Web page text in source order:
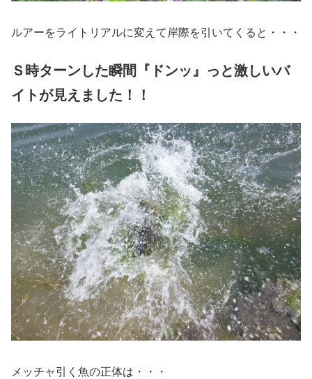
ルアーをライトリアルに変えて岸際を引いてくると・・・
Ｓ時ターンした瞬間『ドンッ』っと激しいバ
イトが見えました！！
メッチャ引く魚の正体は・・・